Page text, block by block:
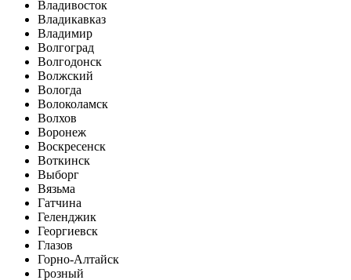
Владивосток
Владикавказ
Владимир
Волгоград
Волгодонск
Волжский
Вологда
Волоколамск
Волхов
Воронеж
Воскресенск
Воткинск
Выборг
Вязьма
Гатчина
Геленджик
Георгиевск
Глазов
Горно-Алтайск
Грозный